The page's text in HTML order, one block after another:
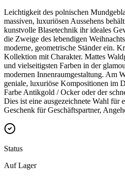
Leichtigkeit des polnischen
massiven, luxuriösen Aussehens
kunstvolle Blasetechnik ihr ideales
die Zweige des lebendigen
moderne, geometrische Ständer ein.
Kollektion mit Charakter. Mattes
und vielseitigsten Farben in der
modernen Innenraumgestaltung. Am
geniale, luxuriöse Kompositionen im
Farbe Antikgold / Ocker oder der
Dies ist eine ausgezeichnete Wahl für
Geschenk für Geschäftspartner,
Status
Auf Lager